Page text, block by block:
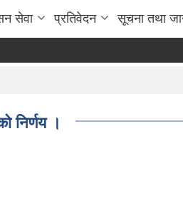
सेवा प्रतिवेदन सूचना तथा
निर्णय ।